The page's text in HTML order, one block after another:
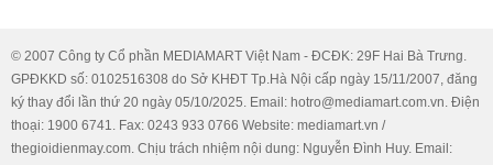
© 2007 Công ty Cổ phần MEDIAMART Việt Nam - ĐCĐK: 29F Hai Bà Trưng.
GPĐKKD số: 0102516308 do Sở KHĐT Tp.Hà Nội cấp ngày 15/11/2007, đăng
ký thay đổi lần thứ 20 ngày 05/10/2025. Email: hotro@mediamart.com.vn. Điện
thoại: 1900 6741. Fax: 0243 933 0766 Website: mediamart.vn /
thegioidienmay.com. Chịu trách nhiệm nội dung: Nguyễn Đình Huy. Email: